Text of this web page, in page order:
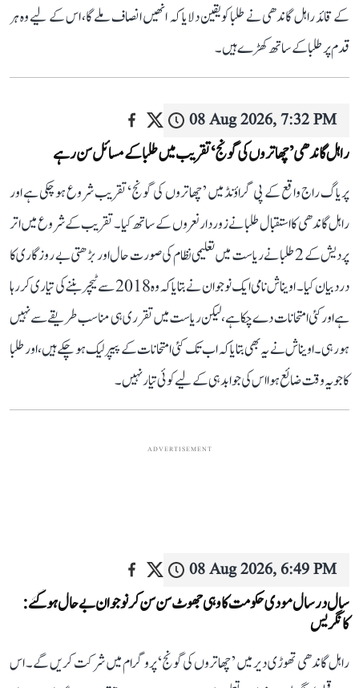
کے قائد راہل گاندھی نے طلبا کو یقین دلایا کہ انھیں انصاف ملے گا، اس کے لیے وہ ہر
قدم پر طلبا کے ساتھ کھڑے ہیں۔
08 Aug 2026, 7:32 PM
راہل گاندھی ’چھاتروں کی گونج‘ تقریب میں طلبا کے مسائل سن رہے
پریاگ راج واقع کے پی گراؤنڈ میں ’چھاتروں کی گونج‘ تقریب شروع ہو چکی ہے اور
راہل گاندھی کا استقبال طلبا نے زوردار نعروں کے ساتھ کیا۔ تقریب کے شروع میں اتر
پردیش کے 2 طلبا نے ریاست میں تعلیمی نظام کی صورت حال اور بڑھتی بے روزگاری کا
درد بیان کیا۔ اویناش نامی ایک نوجوان نے بتایا کہ وہ 2018 سے ٹیچر بننے کی تیاری کر رہا
ہے اور کئی امتحانات دے چکا ہے، لیکن ریاست میں تقرری ہی مناسب طریقے سے نہیں
ہو رہی۔ اویناش نے یہ بھی بتایا کہ اب تک کئی امتحانات کے پیپر لیک ہو چکے ہیں، اور طلبا
کا جو یہ وقت ضائع ہوا اس کی جوابدہی کے لیے کوئی تیار نہیں۔
ADVERTISEMENT
08 Aug 2026, 6:49 PM
سال در سال مودی حکومت کا وہی جھوٹ سن سن کر نوجوان بے حال ہو گئے:
کانگریس
راہل گاندھی تھوڑی دیر میں ’چھاتروں کی گونج‘ پروگرام میں شرکت کریں گے۔ اس